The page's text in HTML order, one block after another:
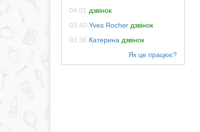
04:01 дзвінок
03:40 Yves Rocher дзвінок
03:36 Катерина дзвінок